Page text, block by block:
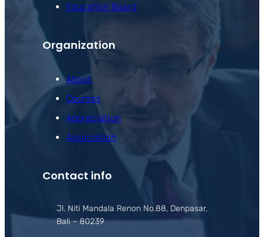
Education Board
Organization
About
Courses
Appreciation
Association
Contact info
Jl. Niti Mandala Renon No.88, Denpasar,
Bali – 80239